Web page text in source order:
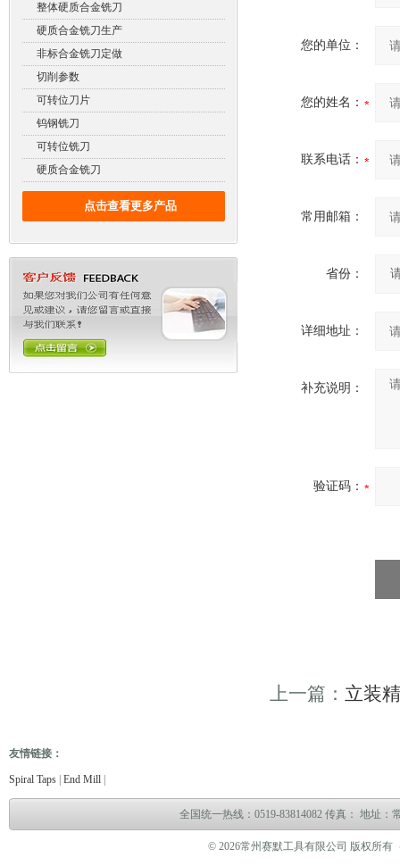
整体硬质合金铣刀
硬质合金铣刀生产
非标合金铣刀定做
切削参数
可转位刀片
钨钢铣刀
可转位铣刀
硬质合金铣刀
点击查看更多产品
您的单位：
您的姓名：
联系电话：
常用邮箱：
省份：
详细地址：
补充说明：
验证码：
上一篇： 立装
友情链接：
Spiral Taps End Mill
缆故障测试仪 电缆故障测试仪
全国统一热线：0519-83814082 传真： 地址：
© 2026常州赛默工具有限公司 版权所有